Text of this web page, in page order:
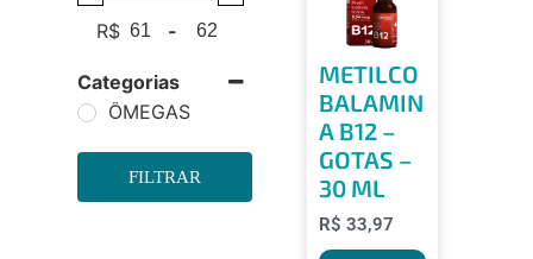
R$ -
Categorias
ÔMEGAS
FILTRAR
METILCO
BALAMIN
A B12 –
GOTAS –
30 ML
R$ 33,97